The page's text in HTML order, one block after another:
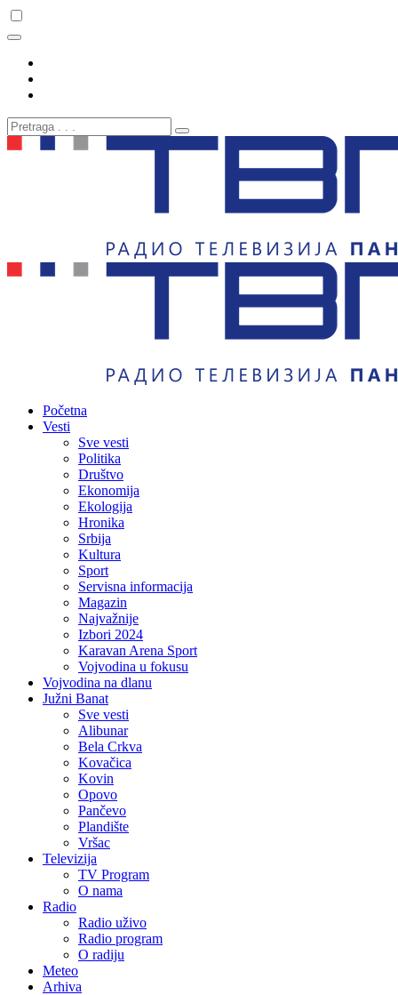
Početna
Vesti
Sve vesti
Politika
Društvo
Ekonomija
Ekologija
Hronika
Srbija
Kultura
Sport
Servisna informacija
Magazin
Najvažnije
Izbori 2024
Karavan Arena Sport
Vojvodina u fokusu
Vojvodina na dlanu
Južni Banat
Sve vesti
Alibunar
Bela Crkva
Kovačica
Kovin
Opovo
Pančevo
Plandište
Vršac
Televizija
TV Program
O nama
Radio
Radio uživo
Radio program
O radiju
Meteo
Arhiva